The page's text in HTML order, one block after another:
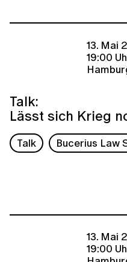
13. Mai
19:00
Talk:
Lässt sich Krieg
Talk Bucerius Law
13. Mai
19:00